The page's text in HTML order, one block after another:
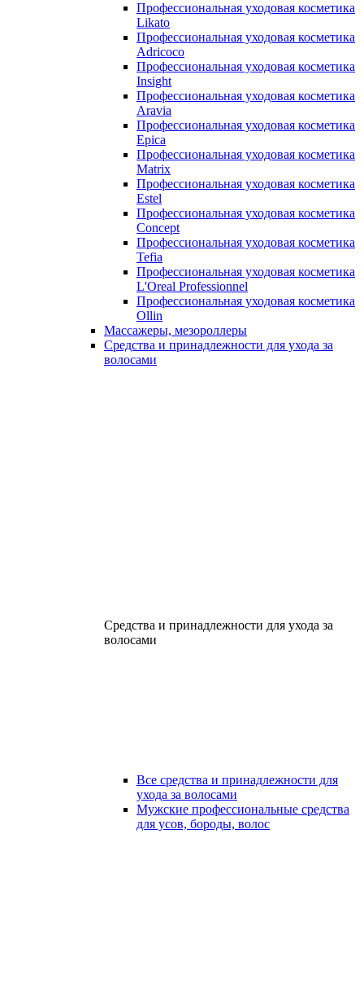
Профессиональная уходовая косметика
Likato
Профессиональная уходовая косметика
Adricoco
Профессиональная уходовая косметика
Insight
Профессиональная уходовая косметика
Aravia
Профессиональная уходовая косметика
Epica
Профессиональная уходовая косметика
Matrix
Профессиональная уходовая косметика
Estel
Профессиональная уходовая косметика
Concept
Профессиональная уходовая косметика
Tefia
Профессиональная уходовая косметика
L'Oreal Professionnel
Профессиональная уходовая косметика
Ollin
Массажеры, мезороллеры
Средства и принадлежности для ухода за
волосами
Средства и принадлежности для ухода за
волосами
Все средства и принадлежности для
ухода за волосами
Мужские профессиональные средства
для усов, бороды, волос